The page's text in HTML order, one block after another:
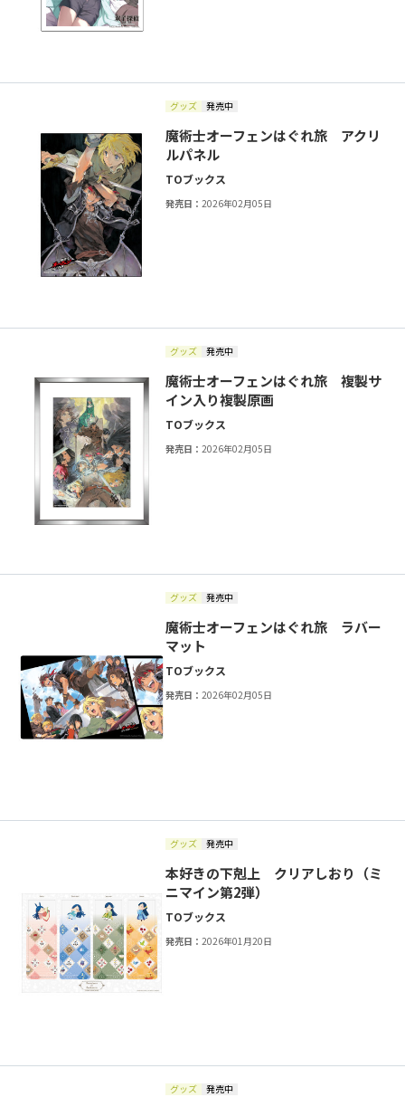
グッズ 発売中
魔術士オーフェンはぐれ旅 アクリ
ルパネル
TOブックス
発売日：2026年02月05日
グッズ 発売中
魔術士オーフェンはぐれ旅 複製サ
イン入り複製原画
TOブックス
発売日：2026年02月05日
グッズ 発売中
魔術士オーフェンはぐれ旅 ラバー
マット
TOブックス
発売日：2026年02月05日
グッズ 発売中
本好きの下剋上 クリアしおり（ミ
ニマイン第2弾）
TOブックス
発売日：2026年01月20日
グッズ 発売中